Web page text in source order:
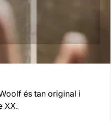
és tan original i
XX.